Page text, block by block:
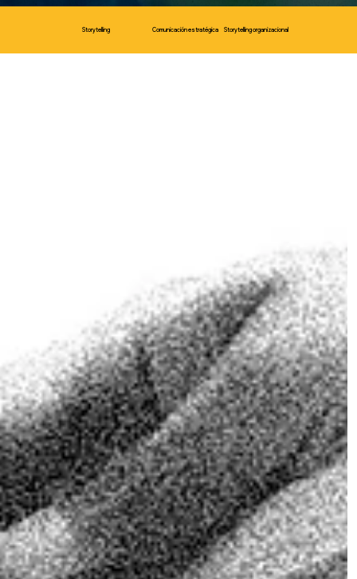
Storytelling Comunicación estratégica Storytelling organizacional